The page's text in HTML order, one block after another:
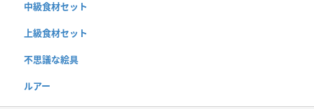
中級食材セット
上級食材セット
不思議な絵具
ルアー